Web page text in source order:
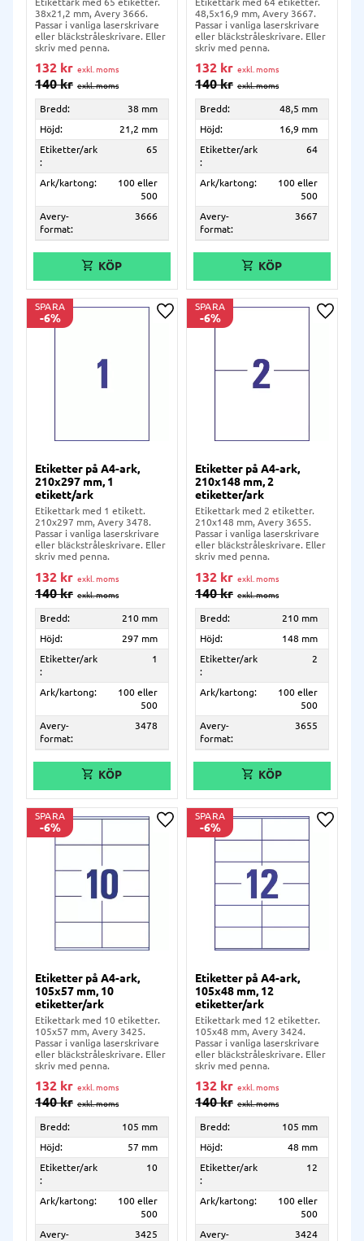
38x21,2 mm, Avery 3666.
Passar i vanliga laserskrivare
eller bläckstråleskrivare. Eller
skriv med penna.
132 kr
140kr
Bredd:
38 mm
Höjd:
21,2 mm
Etiketter/ark
:
65
Ark/kartong:
100 eller
500
Avery-
format:
3666
48,5x16,9 mm, Avery 3667.
Passar i vanliga laserskrivare
eller bläckstråleskrivare. Eller
skriv med penna.
132 kr
140kr
Bredd:
48,5 mm
Höjd:
16,9 mm
Etiketter/ark
:
64
Ark/kartong:
100 eller
500
Avery-
format:
3667
Etiketter på A4-ark,
210x297 mm, 1
etikett/ark
Etikettark med 1 etikett.
210x297 mm, Avery 3478.
Passar i vanliga laserskrivare
eller bläckstråleskrivare. Eller
skriv med penna.
132 kr
140kr
Bredd:
210 mm
Höjd:
297 mm
Etiketter/ark
:
1
Ark/kartong:
100 eller
500
Avery-
format:
3478
SPARA
6% Lägg till i önskelista
Etiketter på A4-ark,
210x148 mm, 2
etiketter/ark
Etikettark med 2 etiketter.
210x148 mm, Avery 3655.
Passar i vanliga laserskrivare
eller bläckstråleskrivare. Eller
skriv med penna.
132 kr
140kr
Bredd:
210 mm
Höjd:
148 mm
Etiketter/ark
:
2
Ark/kartong:
100 eller
500
Avery-
format:
3655
SPARA
6% Lägg
Etiketter på A4-ark,
105x57 mm, 10
etiketter/ark
Etikettark med 10 etiketter.
105x57 mm, Avery 3425.
Passar i vanliga laserskrivare
eller bläckstråleskrivare. Eller
skriv med penna.
132 kr
140kr
Bredd:
105 mm
Höjd:
57 mm
Etiketter/ark
:
10
Ark/kartong:
100 eller
500
Avery-
3425
SPARA
6% Lägg till i önskelista
Etiketter på A4-ark,
105x48 mm, 12
etiketter/ark
Etikettark med 12 etiketter.
105x48 mm, Avery 3424.
Passar i vanliga laserskrivare
eller bläckstråleskrivare. Eller
skriv med penna.
132 kr
140kr
Bredd:
105 mm
Höjd:
48 mm
Etiketter/ark
:
12
Ark/kartong:
100 eller
500
Avery-
3424
SPARA
6% Lägg